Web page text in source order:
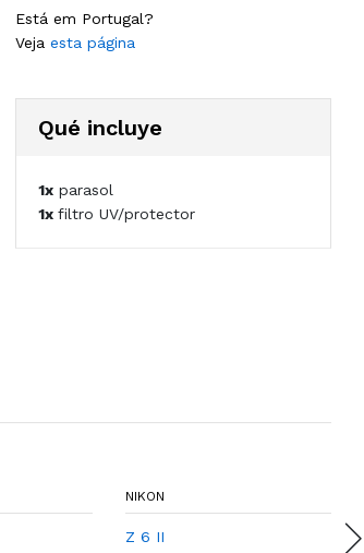
Está em Portugal?
Veja esta página
Qué incluye
1x parasol
1x filtro UV/protector
NIKON
Z 6 II